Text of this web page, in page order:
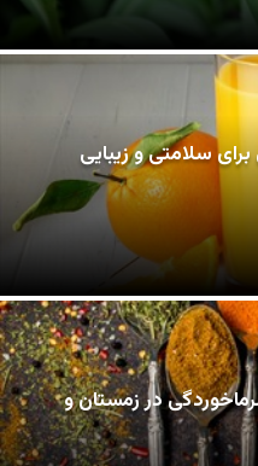
سلامتی و زیبایی
در زمستان و